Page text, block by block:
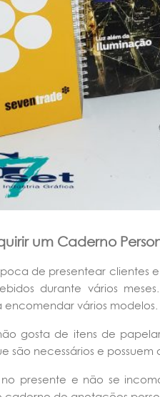
um Caderno
de presentear clientes
durante vários
vários modelos.
gosta de itens de
são necessários e
presente e não se